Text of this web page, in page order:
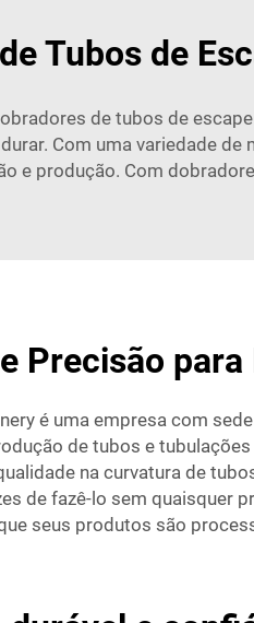
Tubos de
de tubos de
Com uma variedade de
e produção. Com
Precisão
é uma empresa com
de tubos e
na curvatura de
de fazê-lo sem quaisquer
seus produtos são